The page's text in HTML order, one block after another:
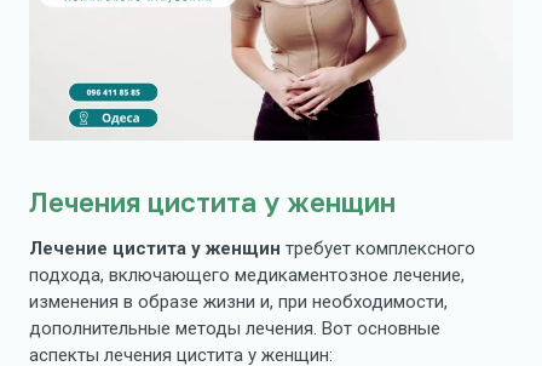
Лечения цистита у женщин
Лечение цистита у женщин требует комплексного
подхода, включающего медикаментозное лечение,
изменения в образе жизни и, при необходимости,
дополнительные методы лечения. Вот основные
аспекты лечения цистита у женщин: